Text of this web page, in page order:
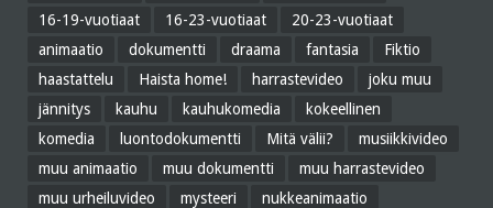
16-19-vuotiaat
16-23-vuotiaat
20-23-vuotiaat
animaatio
dokumentti draama fantasia
Fiktio
haastattelu
Haista home! harrastevideo
joku muu
jännitys
kauhu kauhukomedia
kokeellinen
komedia
luontodokumentti Mitä välii?
musiikkivideo
muu animaatio
muu dokumentti
muu harrastevideo
muu urheiluvideo
mysteeri
nukkeanimaatio